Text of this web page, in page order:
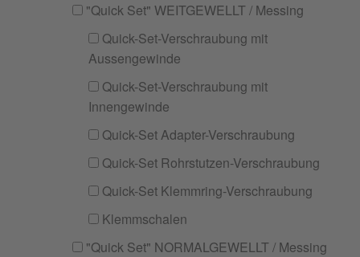
"Quick Set" WEITGEWELLT / Messing
Quick-Set-Verschraubung mit
Aussengewinde
Quick-Set-Verschraubung mit
Innengewinde
Quick-Set Adapter-Verschraubung
Quick-Set Rohrstutzen-Verschraubung
Quick-Set Klemmring-Verschraubung
Klemmschalen
"Quick Set" NORMALGEWELLT / Messing